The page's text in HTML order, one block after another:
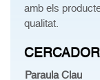
amb els
qualitat.
CERCADOR
Paraula Clau